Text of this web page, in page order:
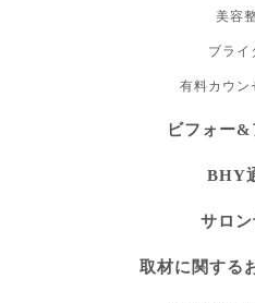
美容
ブライ
有料カウン
ビフォー
BHY
サロ
取材に関する